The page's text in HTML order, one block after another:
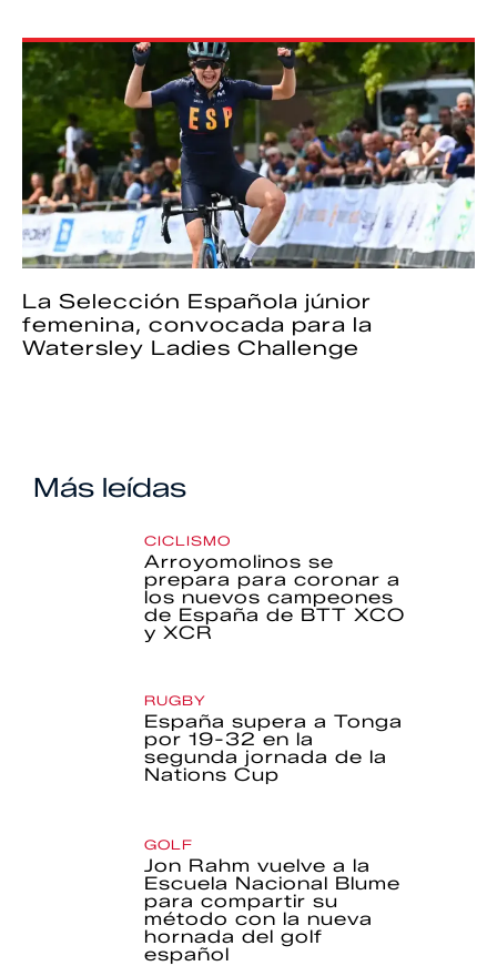
La Selección Española júnior
femenina, convocada para la
Watersley Ladies Challenge
Más leídas
CICLISMO
Arroyomolinos se
prepara para coronar a
los nuevos campeones
de España de BTT XCO
y XCR
RUGBY
España supera a Tonga
por 19-32 en la
segunda jornada de la
Nations Cup
GOLF
Jon Rahm vuelve a la
Escuela Nacional Blume
para compartir su
método con la nueva
hornada del golf
español